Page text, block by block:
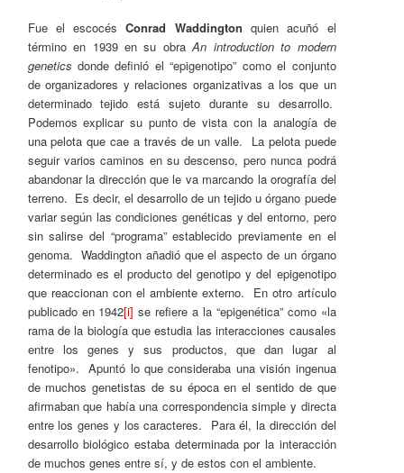
Fue el escocésConrad Waddingtonquien acuñó el
término en 1939 en su obraAn introduction to modern
genetics donde definió el “epigenotipo” como el conjunto
de organizadores y relaciones organizativas a los que un
determinado tejido está sujeto durante su desarrollo.
Podemos explicar su punto de vista con la analogía de
una pelota que cae a través de un valle. La pelota puede
seguir varios caminos en su descenso, pero nunca podrá
abandonar la dirección que le va marcando la orografía del
terreno. Es decir, el desarrollo de un tejido u órgano puede
variar según las condiciones genéticas y del entorno, pero
sin salirse del “programa” establecido previamente en el
genoma. Waddington añadió que el aspecto de un órgano
determinado es el producto del genotipo y del epigenotipo
que reaccionan con el ambiente externo. En otro artículo
publicado en 1942[i] se refiere a la “epigenética” como «la
rama de la biología que estudia las interacciones causales
entre los genes y sus productos, que dan lugar al
fenotipo». Apuntó lo que consideraba una visión ingenua
de muchos genetistas de su época en el sentido de que
afirmaban que había una correspondencia simple y directa
entre los genes y los caracteres. Para él, la dirección del
desarrollo biológico estaba determinada por la interacción
de muchos genes entre sí, y de estos con el ambiente.